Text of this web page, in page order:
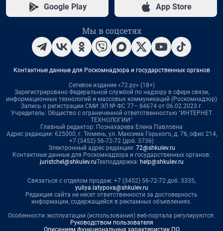
Google Play App Store
Мы в соцсетях
Контактные данные для Роскомнадзора и государственных органов
Сетевое издание «72.ру» (18+)
Зарегистрировано Федеральной службой по надзору в сфере связи,
информационных технологий и массовых коммуникаций (Роскомнадзор)
Запись о регистрации СМИ ЭЛ № ФС 77– 84674 от 06.02.2023 г.
Учредитель: Общество с ограниченной ответственностью "ИНТЕРНЕТ
ТЕХНОЛОГИИ"
Главный редактор: Познахарева Елена Павловна
Адрес редакции: 625000, г. Тюмень, ул. Максима Горького, д. 76, офис 214,
+7 (3452) 56-72-72 (доб. 3736)
Электронный адрес редакции: 72@shkulev.ru
Контактные данные для Роскомнадзора и государственных органов:
juristchel@shkulev.ruТехподдержка: help@shkulev.ru
Связаться с отделом продаж: +7 (3452) 56-72-72 доб. 3335,
yuliya.latypova@shkulev.ru
Редакция сайта не несет ответственности за достоверность
информации, содержащейся в рекламных объявлениях.
Особенности эксплуатации (использования) веб-портала регулируются:
Руководством пользователя
Описанием функциональных характеристик ПО